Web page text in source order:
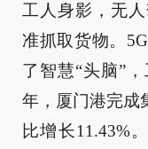
工人身影，无
准抓取货物。
了智慧“头脑”
年，厦门港完成
比增长11.43%